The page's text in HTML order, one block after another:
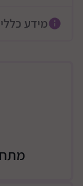
עשוי
מידע כללי